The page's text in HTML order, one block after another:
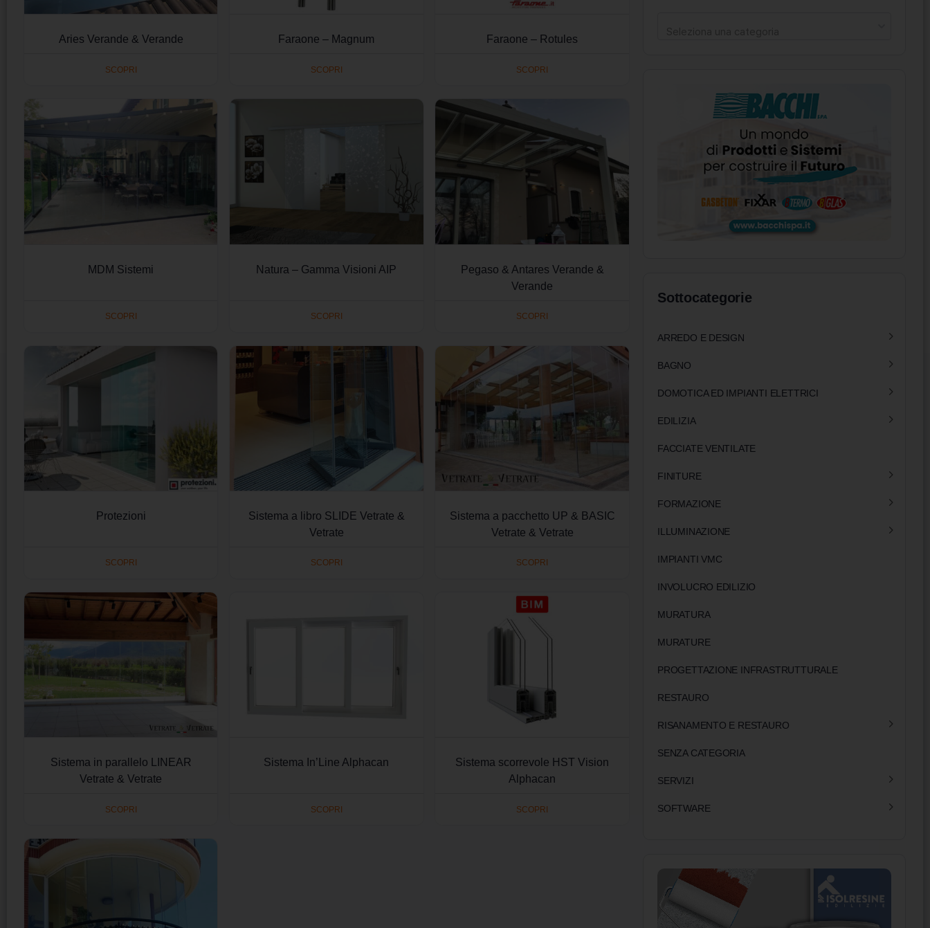
Aries Verande & Verande
SCOPRI
Faraone – Magnum
SCOPRI
Faraone – Rotules
SCOPRI
MDM Sistemi
SCOPRI
Natura – Gamma Visioni AIP
SCOPRI
Pegaso & Antares Verande &
Verande
SCOPRI
Protezioni
SCOPRI
Sistema a libro SLIDE Vetrate &
Vetrate
SCOPRI
Sistema a pacchetto UP & BASIC
Vetrate & Vetrate
SCOPRI
Sistema in parallelo LINEAR
Vetrate & Vetrate
SCOPRI
Sistema In’Line Alphacan
SCOPRI
Sistema scorrevole HST Vision
Alphacan
SCOPRI
Sottocategorie
ARREDO E DESIGN
BAGNO
DOMOTICA ED IMPIANTI ELETTRICI
EDILIZIA
FACCIATE VENTILATE
FINITURE
FORMAZIONE
ILLUMINAZIONE
IMPIANTI VMC
INVOLUCRO EDILIZIO
MURATURA
MURATURE
PROGETTAZIONE INFRASTRUTTURALE
RESTAURO
RISANAMENTO E RESTAURO
SENZA CATEGORIA
SERVIZI
SOFTWARE